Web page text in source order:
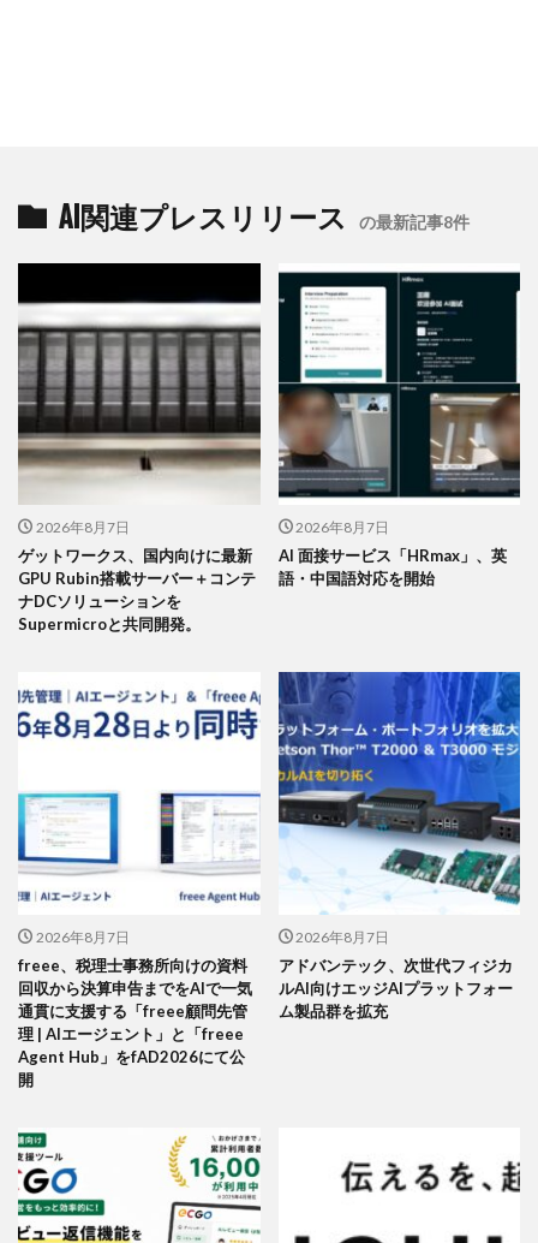
AI関連プレスリリース の最新記事8件
2026年8月7日
ゲットワークス、国内向けに最新
GPU Rubin搭載サーバー＋コンテ
ナDCソリューションを
Supermicroと共同開発。
2026年8月7日
AI 面接サービス「HRmax」、英
語・中国語対応を開始
2026年8月7日
freee、税理士事務所向けの資料
回収から決算申告までをAIで一気
通貫に支援する「freee顧問先管
理 | AIエージェント」と「freee
Agent Hub」をfAD2026にて公
開
2026年8月7日
アドバンテック、次世代フィジカ
ルAI向けエッジAIプラットフォー
ム製品群を拡充